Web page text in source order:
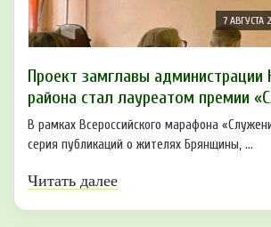
7 АВГУСТА
Проект замглавы администрации
района стал лауреатом премии
В рамках Всероссийского марафона
серия публикаций о жителях Брянщины, ...
Читать далее